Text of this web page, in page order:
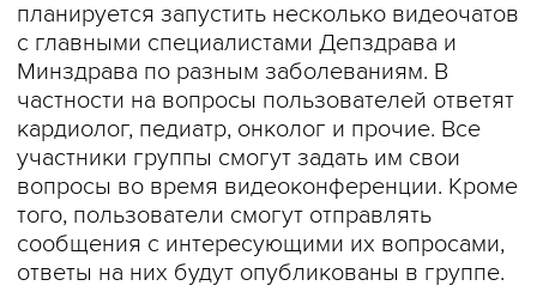
планируется запустить несколько видеочатов
с главными специалистами Депздрава и
Минздрава по разным заболеваниям. В
частности на вопросы пользователей ответят
кардиолог, педиатр, онколог и прочие. Все
участники группы смогут задать им свои
вопросы во время видеоконференции. Кроме
того, пользователи смогут отправлять
сообщения с интересующими их вопросами,
ответы на них будут опубликованы в группе.